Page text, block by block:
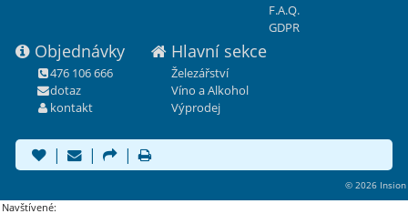
F.A.Q.
GDPR
Objednávky
476 106 666
dotaz
kontakt
Hlavní sekce
Železářství
Víno a Alkohol
Výprodej
| | |
© 2026 Insion
Navštívené: